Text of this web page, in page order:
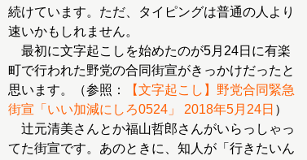
続けています。ただ、タイピングは普通の人より
速いかもしれません。
最初に文字起こしを始めたのが5月24日に有楽
町で行われた野党の合同街宣がきっかけだったと
思います。（参照：
【文字起こし】野党合同緊急
街宣「いい加減にしろ0524」 2018年5月24日 ）
辻元清美さんとか福山哲郎さんがいらっしゃっ
てた街宣です。あのときに、知人が「行きたいん